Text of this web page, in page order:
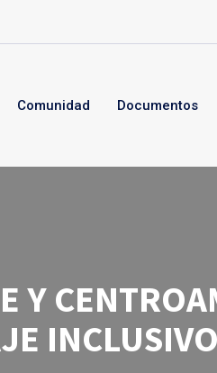
Comunidad Documentos
Y